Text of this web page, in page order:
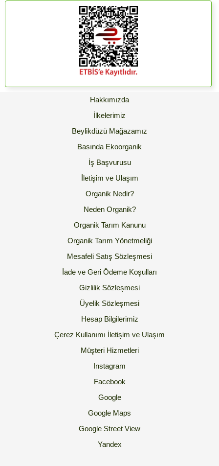
Hakkımızda
İlkelerimiz
Beylikdüzü Mağazamız
Basında Ekoorganik
İş Başvurusu
İletişim ve Ulaşım
Organik Nedir?
Neden Organik?
Organik Tarım Kanunu
Organik Tarım Yönetmeliği
Mesafeli Satış Sözleşmesi
İade ve Geri Ödeme Koşulları
Gizlilik Sözleşmesi
Üyelik Sözleşmesi
Hesap Bilgilerimiz
Çerez Kullanımı İletişim ve Ulaşım
Müşteri Hizmetleri
Instagram
Facebook
Google
Google Maps
Google Street View
Yandex